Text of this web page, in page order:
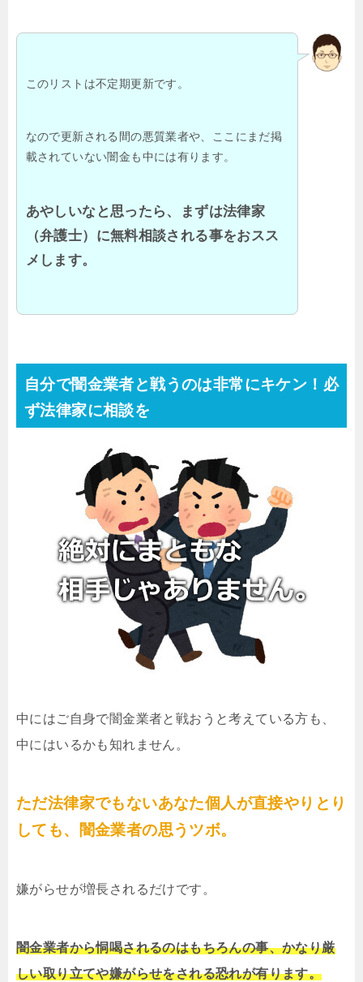
このリストは不定期更新です。
なので更新される間の悪質業者や、ここにまだ掲
載されていない闇金も中には有ります。
あやしいなと思ったら、まずは法律家
（弁護士）に無料相談される事をおスス
メします。
自分で闇金業者と戦うのは非常にキケン！必
ず法律家に相談を
中にはご自身で闇金業者と戦おうと考えている方も、
中にはいるかも知れません。
ただ法律家でもないあなた個人が直接やりとり
しても、闇金業者の思うツボ。
嫌がらせが増長されるだけです。
闇金業者から恫喝されるのはもちろんの事、かなり厳
しい取り立てや嫌がらせをされる恐れが有ります。